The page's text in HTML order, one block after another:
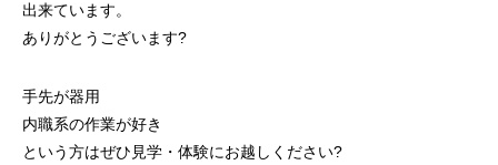
出来ています。
ありがとうございます?
手先が器用
内職系の作業が好き
という方はぜひ見学・体験にお越しください?